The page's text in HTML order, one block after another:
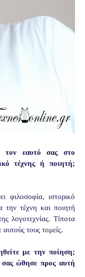
τον εαυτό σας στο
τέχνης ή ποιητή;
φιλοσοφία, ιστορικό
την τέχνη και ποιητή
λογοτεχνίας. Τίποτα
τους τομείς.
με την ποίηση;
ώθησε προς αυτή